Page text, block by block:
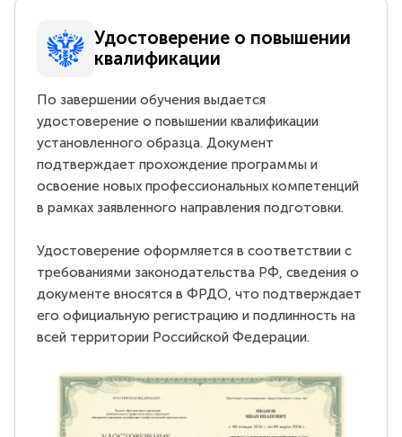
Удостоверение о повышении
квалификации
По завершении обучения выдается
удостоверение о повышении квалификации
установленного образца. Документ
подтверждает прохождение программы и
освоение новых профессиональных компетенций
в рамках заявленного направления подготовки.
Удостоверение оформляется в соответствии с
требованиями законодательства РФ, сведения о
документе вносятся в ФРДО, что подтверждает
его официальную регистрацию и подлинность на
всей территории Российской Федерации.